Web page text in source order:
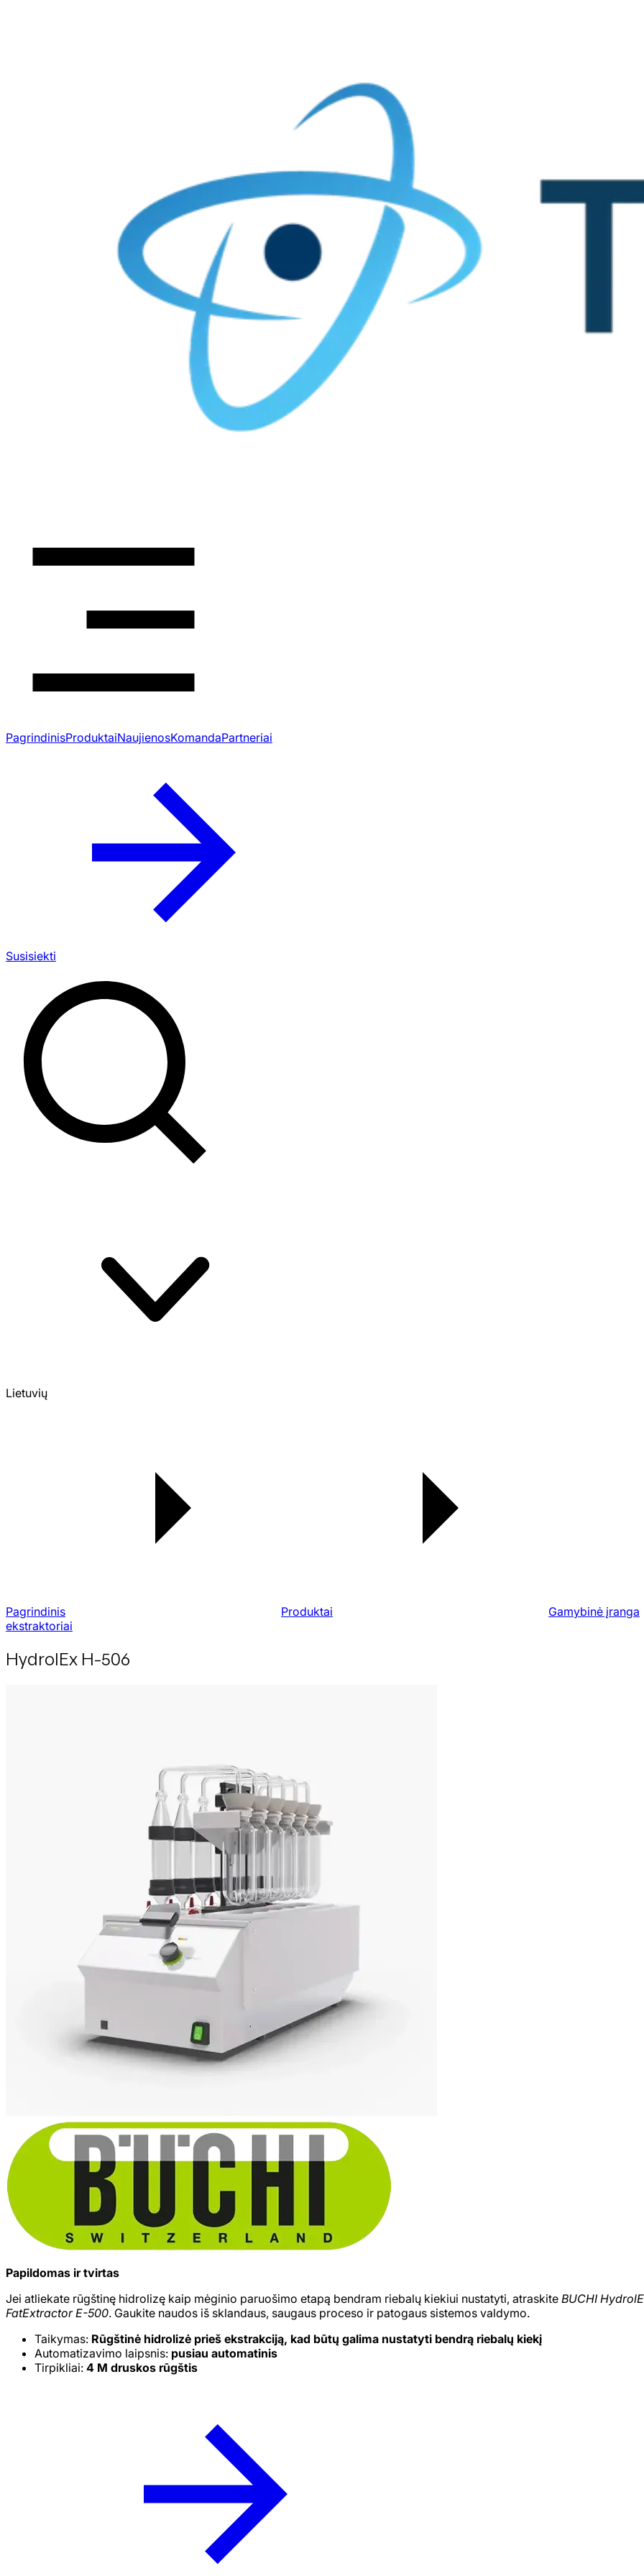
PagrindinisProduktaiNaujienosKomandaPartneriai
Susisiekti
Lietuvių
Pagrindinis Produktai Gamybinė įranga
ekstraktoriai
HydrolEx H-506
Papildomas ir tvirtas
Jei atliekate rūgštinę hidrolizę kaip mėginio paruošimo etapą bendram riebalų kiekiui nustatyti, atraskite BUCHI
FatExtractor E-500. Gaukite naudos iš sklandaus, saugaus proceso ir patogaus sistemos valdymo.
Taikymas: Rūgštinė hidrolizė prieš ekstrakciją, kad būtų galima nustatyti bendrą riebalų kiekį
Automatizavimo laipsnis: pusiau automatinis
Tirpikliai: 4 M druskos rūgštis